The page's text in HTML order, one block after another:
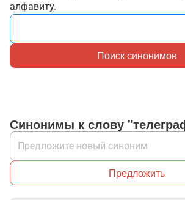
алфавиту.
Поиск синонимов
Синонимы к слову
Предложить